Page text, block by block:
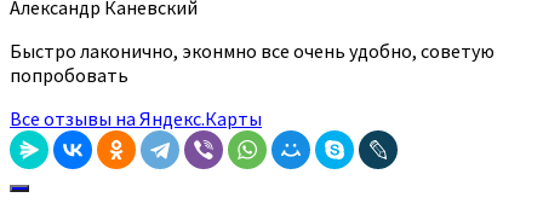
Александр Каневский
Быстро лаконично, эконмно все очень удобно, советую
попробовать
Все отзывы на Яндекс.Карты